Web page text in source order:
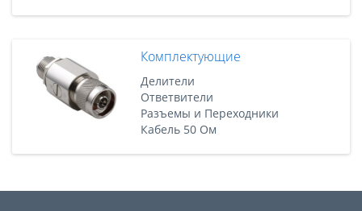
Комплектующие
Делители
Ответвители
Разъемы и Переходники
Кабель 50 Ом